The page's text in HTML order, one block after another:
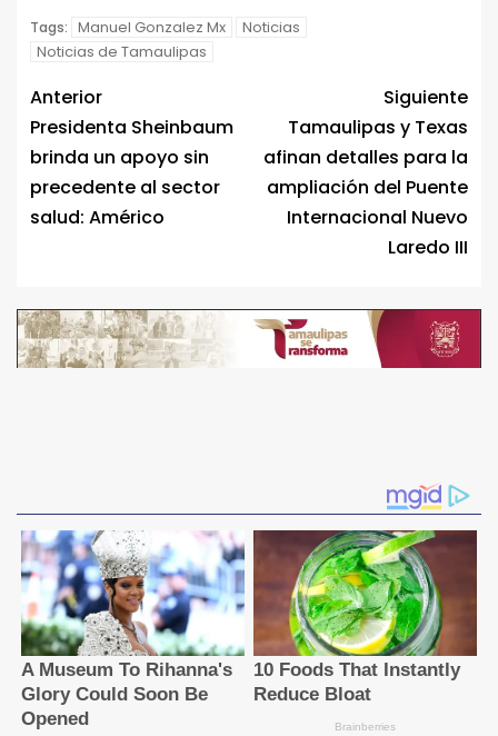
Tags: Manuel Gonzalez Mx
Noticias
Noticias de Tamaulipas
Anterior
Presidenta Sheinbaum
brinda un apoyo sin
precedente al sector
salud: Américo
Siguiente
Tamaulipas y Texas
afinan detalles para la
ampliación del Puente
Internacional Nuevo
Laredo III